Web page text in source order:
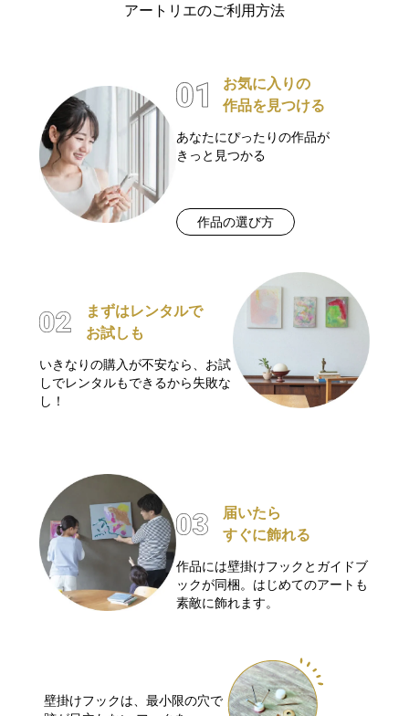
アートリエのご利用方法
お気に入りの
作品を見つける
あなたにぴったりの作品が
きっと見つかる
作品の選び方
まずはレンタルで
お試しも
いきなりの購入が不安なら、お試
しでレンタルもできるから失敗な
し！
届いたら
すぐに飾れる
作品には壁掛けフックとガイドブ
ックが同梱。はじめてのアートも
素敵に飾れます。
壁掛けフックは、最小限の穴で